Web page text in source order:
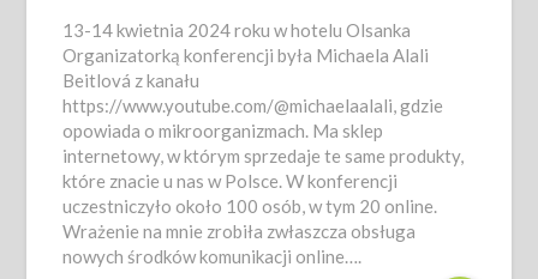
13-14 kwietnia 2024 roku w hotelu Olsanka
Organizatorką konferencji była Michaela Alali
Beitlová z kanału
https://www.youtube.com/@michaelaalali, gdzie
opowiada o mikroorganizmach. Ma sklep
internetowy, w którym sprzedaje te same produkty,
które znacie u nas w Polsce. W konferencji
uczestniczyło około 100 osób, w tym 20 online.
Wrażenie na mnie zrobiła zwłaszcza obsługa
nowych środków komunikacji online….